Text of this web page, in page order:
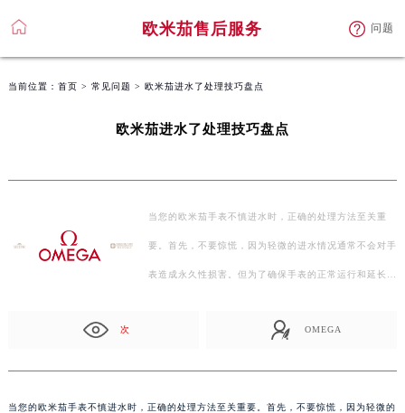
欧米茄售后服务 问题
当前位置： 首页 > 常见问题 > 欧米茄进水了处理技巧盘点
欧米茄进水了处理技巧盘点
当您的欧米茄手表不慎进水时，正确的处理方法至关重
要。首先，不要惊慌，因为轻微的进水情况通常不会对手
表造成永久性损害。但为了确保手表的正常运行和延长
次 OMEGA
当您的欧米茄手表不慎进水时，正确的处理方法至关重要。首先，不要惊慌，因为轻微的